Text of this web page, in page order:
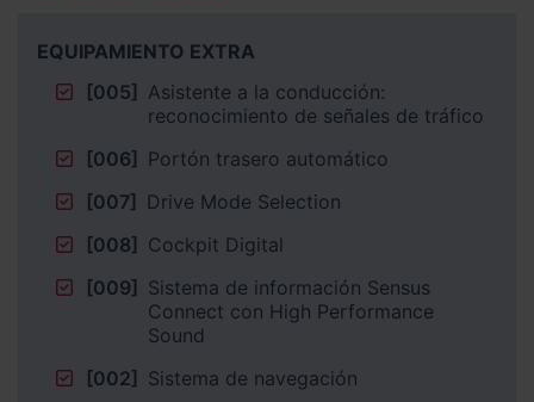
EQUIPAMIENTO EXTRA
[005] Asistente a la conducción:
reconocimiento de señales de tráfico
[006] Portón trasero automático
[007] Drive Mode Selection
[008] Cockpit Digital
[009] Sistema de información Sensus
Connect con High Performance
Sound
[002] Sistema de navegación